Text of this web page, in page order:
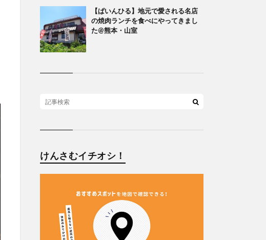
【ぱいんひる】地元で愛される名店
の焼肉ランチを食べにやってきまし
た@熊本・山室
けんさむイチオシ！